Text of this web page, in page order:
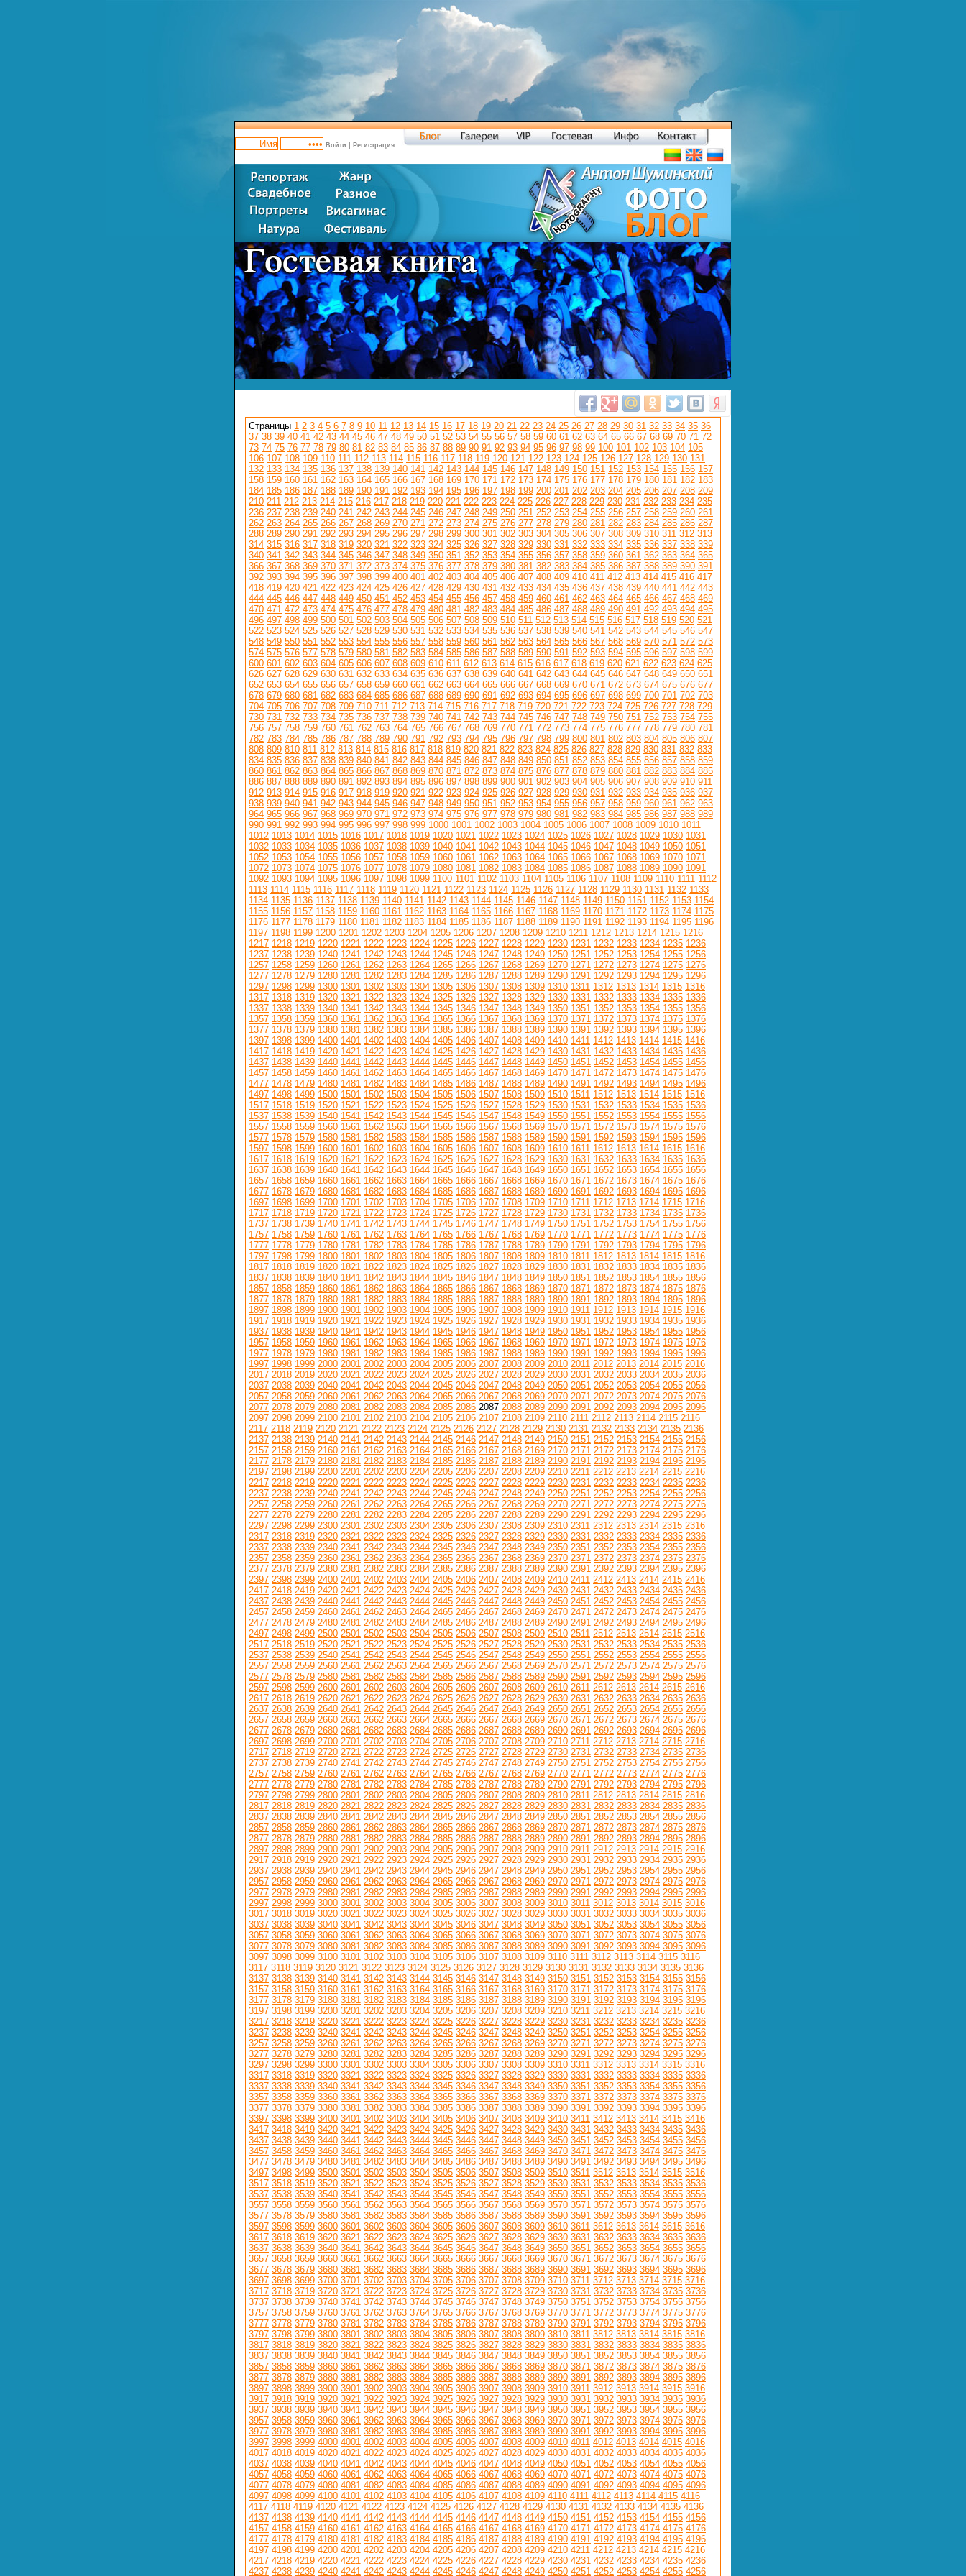
Войти Регистрация
Страницы 1 2 3 4 5 6 7 8 9 10 11 12 13 14 15 16 17 18 19 20 21 22 23 24 25 26 27 28 29 30 31 32 33 34 35 36
37 38 39 40 41 42 43 44 45 46 47 48 49 50 51 52 53 54 55 56 57 58 59 60 61 62 63 64 65 66 67 68 69 70 71 72
73 74 75 76 77 78 79 80 81 82 83 84 85 86 87 88 89 90 91 92 93 94 95 96 97 98 99 100 101 102 103 104 105
106 107 108 109 110 111 112 113 114 115 116 117 118 119 120 121 122 123 124 125 126 127 128 129 130 131
132 133 134 135 136 137 138 139 140 141 142 143 144 145 146 147 148 149 150 151 152 153 154 155 156 157
158 159 160 161 162 163 164 165 166 167 168 169 170 171 172 173 174 175 176 177 178 179 180 181 182 183
184 185 186 187 188 189 190 191 192 193 194 195 196 197 198 199 200 201 202 203 204 205 206 207 208 209
210 211 212 213 214 215 216 217 218 219 220 221 222 223 224 225 226 227 228 229 230 231 232 233 234 235
236 237 238 239 240 241 242 243 244 245 246 247 248 249 250 251 252 253 254 255 256 257 258 259 260 261
262 263 264 265 266 267 268 269 270 271 272 273 274 275 276 277 278 279 280 281 282 283 284 285 286 287
288 289 290 291 292 293 294 295 296 297 298 299 300 301 302 303 304 305 306 307 308 309 310 311 312 313
314 315 316 317 318 319 320 321 322 323 324 325 326 327 328 329 330 331 332 333 334 335 336 337 338 339
340 341 342 343 344 345 346 347 348 349 350 351 352 353 354 355 356 357 358 359 360 361 362 363 364 365
366 367 368 369 370 371 372 373 374 375 376 377 378 379 380 381 382 383 384 385 386 387 388 389 390 391
392 393 394 395 396 397 398 399 400 401 402 403 404 405 406 407 408 409 410 411 412 413 414 415 416 417
418 419 420 421 422 423 424 425 426 427 428 429 430 431 432 433 434 435 436 437 438 439 440 441 442 443
444 445 446 447 448 449 450 451 452 453 454 455 456 457 458 459 460 461 462 463 464 465 466 467 468 469
470 471 472 473 474 475 476 477 478 479 480 481 482 483 484 485 486 487 488 489 490 491 492 493 494 495
496 497 498 499 500 501 502 503 504 505 506 507 508 509 510 511 512 513 514 515 516 517 518 519 520 521
522 523 524 525 526 527 528 529 530 531 532 533 534 535 536 537 538 539 540 541 542 543 544 545 546 547
548 549 550 551 552 553 554 555 556 557 558 559 560 561 562 563 564 565 566 567 568 569 570 571 572 573
574 575 576 577 578 579 580 581 582 583 584 585 586 587 588 589 590 591 592 593 594 595 596 597 598 599
600 601 602 603 604 605 606 607 608 609 610 611 612 613 614 615 616 617 618 619 620 621 622 623 624 625
626 627 628 629 630 631 632 633 634 635 636 637 638 639 640 641 642 643 644 645 646 647 648 649 650 651
652 653 654 655 656 657 658 659 660 661 662 663 664 665 666 667 668 669 670 671 672 673 674 675 676 677
678 679 680 681 682 683 684 685 686 687 688 689 690 691 692 693 694 695 696 697 698 699 700 701 702 703
704 705 706 707 708 709 710 711 712 713 714 715 716 717 718 719 720 721 722 723 724 725 726 727 728 729
730 731 732 733 734 735 736 737 738 739 740 741 742 743 744 745 746 747 748 749 750 751 752 753 754 755
756 757 758 759 760 761 762 763 764 765 766 767 768 769 770 771 772 773 774 775 776 777 778 779 780 781
782 783 784 785 786 787 788 789 790 791 792 793 794 795 796 797 798 799 800 801 802 803 804 805 806 807
808 809 810 811 812 813 814 815 816 817 818 819 820 821 822 823 824 825 826 827 828 829 830 831 832 833
834 835 836 837 838 839 840 841 842 843 844 845 846 847 848 849 850 851 852 853 854 855 856 857 858 859
860 861 862 863 864 865 866 867 868 869 870 871 872 873 874 875 876 877 878 879 880 881 882 883 884 885
886 887 888 889 890 891 892 893 894 895 896 897 898 899 900 901 902 903 904 905 906 907 908 909 910 911
912 913 914 915 916 917 918 919 920 921 922 923 924 925 926 927 928 929 930 931 932 933 934 935 936 937
938 939 940 941 942 943 944 945 946 947 948 949 950 951 952 953 954 955 956 957 958 959 960 961 962 963
964 965 966 967 968 969 970 971 972 973 974 975 976 977 978 979 980 981 982 983 984 985 986 987 988 989
990 991 992 993 994 995 996 997 998 999 1000 1001 1002 1003 1004 1005 1006 1007 1008 1009 1010 1011
1012 1013 1014 1015 1016 1017 1018 1019 1020 1021 1022 1023 1024 1025 1026 1027 1028 1029 1030 1031
1032 1033 1034 1035 1036 1037 1038 1039 1040 1041 1042 1043 1044 1045 1046 1047 1048 1049 1050 1051
1052 1053 1054 1055 1056 1057 1058 1059 1060 1061 1062 1063 1064 1065 1066 1067 1068 1069 1070 1071
1072 1073 1074 1075 1076 1077 1078 1079 1080 1081 1082 1083 1084 1085 1086 1087 1088 1089 1090 1091
1092 1093 1094 1095 1096 1097 1098 1099 1100 1101 1102 1103 1104 1105 1106 1107 1108 1109 1110 1111 1112
1113 1114 1115 1116 1117 1118 1119 1120 1121 1122 1123 1124 1125 1126 1127 1128 1129 1130 1131 1132 1133
1134 1135 1136 1137 1138 1139 1140 1141 1142 1143 1144 1145 1146 1147 1148 1149 1150 1151 1152 1153 1154
1155 1156 1157 1158 1159 1160 1161 1162 1163 1164 1165 1166 1167 1168 1169 1170 1171 1172 1173 1174 1175
1176 1177 1178 1179 1180 1181 1182 1183 1184 1185 1186 1187 1188 1189 1190 1191 1192 1193 1194 1195 1196
1197 1198 1199 1200 1201 1202 1203 1204 1205 1206 1207 1208 1209 1210 1211 1212 1213 1214 1215 1216
1217 1218 1219 1220 1221 1222 1223 1224 1225 1226 1227 1228 1229 1230 1231 1232 1233 1234 1235 1236
1237 1238 1239 1240 1241 1242 1243 1244 1245 1246 1247 1248 1249 1250 1251 1252 1253 1254 1255 1256
1257 1258 1259 1260 1261 1262 1263 1264 1265 1266 1267 1268 1269 1270 1271 1272 1273 1274 1275 1276
1277 1278 1279 1280 1281 1282 1283 1284 1285 1286 1287 1288 1289 1290 1291 1292 1293 1294 1295 1296
1297 1298 1299 1300 1301 1302 1303 1304 1305 1306 1307 1308 1309 1310 1311 1312 1313 1314 1315 1316
1317 1318 1319 1320 1321 1322 1323 1324 1325 1326 1327 1328 1329 1330 1331 1332 1333 1334 1335 1336
1337 1338 1339 1340 1341 1342 1343 1344 1345 1346 1347 1348 1349 1350 1351 1352 1353 1354 1355 1356
1357 1358 1359 1360 1361 1362 1363 1364 1365 1366 1367 1368 1369 1370 1371 1372 1373 1374 1375 1376
1377 1378 1379 1380 1381 1382 1383 1384 1385 1386 1387 1388 1389 1390 1391 1392 1393 1394 1395 1396
1397 1398 1399 1400 1401 1402 1403 1404 1405 1406 1407 1408 1409 1410 1411 1412 1413 1414 1415 1416
1417 1418 1419 1420 1421 1422 1423 1424 1425 1426 1427 1428 1429 1430 1431 1432 1433 1434 1435 1436
1437 1438 1439 1440 1441 1442 1443 1444 1445 1446 1447 1448 1449 1450 1451 1452 1453 1454 1455 1456
1457 1458 1459 1460 1461 1462 1463 1464 1465 1466 1467 1468 1469 1470 1471 1472 1473 1474 1475 1476
1477 1478 1479 1480 1481 1482 1483 1484 1485 1486 1487 1488 1489 1490 1491 1492 1493 1494 1495 1496
1497 1498 1499 1500 1501 1502 1503 1504 1505 1506 1507 1508 1509 1510 1511 1512 1513 1514 1515 1516
1517 1518 1519 1520 1521 1522 1523 1524 1525 1526 1527 1528 1529 1530 1531 1532 1533 1534 1535 1536
1537 1538 1539 1540 1541 1542 1543 1544 1545 1546 1547 1548 1549 1550 1551 1552 1553 1554 1555 1556
1557 1558 1559 1560 1561 1562 1563 1564 1565 1566 1567 1568 1569 1570 1571 1572 1573 1574 1575 1576
1577 1578 1579 1580 1581 1582 1583 1584 1585 1586 1587 1588 1589 1590 1591 1592 1593 1594 1595 1596
1597 1598 1599 1600 1601 1602 1603 1604 1605 1606 1607 1608 1609 1610 1611 1612 1613 1614 1615 1616
1617 1618 1619 1620 1621 1622 1623 1624 1625 1626 1627 1628 1629 1630 1631 1632 1633 1634 1635 1636
1637 1638 1639 1640 1641 1642 1643 1644 1645 1646 1647 1648 1649 1650 1651 1652 1653 1654 1655 1656
1657 1658 1659 1660 1661 1662 1663 1664 1665 1666 1667 1668 1669 1670 1671 1672 1673 1674 1675 1676
1677 1678 1679 1680 1681 1682 1683 1684 1685 1686 1687 1688 1689 1690 1691 1692 1693 1694 1695 1696
1697 1698 1699 1700 1701 1702 1703 1704 1705 1706 1707 1708 1709 1710 1711 1712 1713 1714 1715 1716
1717 1718 1719 1720 1721 1722 1723 1724 1725 1726 1727 1728 1729 1730 1731 1732 1733 1734 1735 1736
1737 1738 1739 1740 1741 1742 1743 1744 1745 1746 1747 1748 1749 1750 1751 1752 1753 1754 1755 1756
1757 1758 1759 1760 1761 1762 1763 1764 1765 1766 1767 1768 1769 1770 1771 1772 1773 1774 1775 1776
1777 1778 1779 1780 1781 1782 1783 1784 1785 1786 1787 1788 1789 1790 1791 1792 1793 1794 1795 1796
1797 1798 1799 1800 1801 1802 1803 1804 1805 1806 1807 1808 1809 1810 1811 1812 1813 1814 1815 1816
1817 1818 1819 1820 1821 1822 1823 1824 1825 1826 1827 1828 1829 1830 1831 1832 1833 1834 1835 1836
1837 1838 1839 1840 1841 1842 1843 1844 1845 1846 1847 1848 1849 1850 1851 1852 1853 1854 1855 1856
1857 1858 1859 1860 1861 1862 1863 1864 1865 1866 1867 1868 1869 1870 1871 1872 1873 1874 1875 1876
1877 1878 1879 1880 1881 1882 1883 1884 1885 1886 1887 1888 1889 1890 1891 1892 1893 1894 1895 1896
1897 1898 1899 1900 1901 1902 1903 1904 1905 1906 1907 1908 1909 1910 1911 1912 1913 1914 1915 1916
1917 1918 1919 1920 1921 1922 1923 1924 1925 1926 1927 1928 1929 1930 1931 1932 1933 1934 1935 1936
1937 1938 1939 1940 1941 1942 1943 1944 1945 1946 1947 1948 1949 1950 1951 1952 1953 1954 1955 1956
1957 1958 1959 1960 1961 1962 1963 1964 1965 1966 1967 1968 1969 1970 1971 1972 1973 1974 1975 1976
1977 1978 1979 1980 1981 1982 1983 1984 1985 1986 1987 1988 1989 1990 1991 1992 1993 1994 1995 1996
1997 1998 1999 2000 2001 2002 2003 2004 2005 2006 2007 2008 2009 2010 2011 2012 2013 2014 2015 2016
2017 2018 2019 2020 2021 2022 2023 2024 2025 2026 2027 2028 2029 2030 2031 2032 2033 2034 2035 2036
2037 2038 2039 2040 2041 2042 2043 2044 2045 2046 2047 2048 2049 2050 2051 2052 2053 2054 2055 2056
2057 2058 2059 2060 2061 2062 2063 2064 2065 2066 2067 2068 2069 2070 2071 2072 2073 2074 2075 2076
2077 2078 2079 2080 2081 2082 2083 2084 2085 2086 2087 2088 2089 2090 2091 2092 2093 2094 2095 2096
2097 2098 2099 2100 2101 2102 2103 2104 2105 2106 2107 2108 2109 2110 2111 2112 2113 2114 2115 2116
2117 2118 2119 2120 2121 2122 2123 2124 2125 2126 2127 2128 2129 2130 2131 2132 2133 2134 2135 2136
2137 2138 2139 2140 2141 2142 2143 2144 2145 2146 2147 2148 2149 2150 2151 2152 2153 2154 2155 2156
2157 2158 2159 2160 2161 2162 2163 2164 2165 2166 2167 2168 2169 2170 2171 2172 2173 2174 2175 2176
2177 2178 2179 2180 2181 2182 2183 2184 2185 2186 2187 2188 2189 2190 2191 2192 2193 2194 2195 2196
2197 2198 2199 2200 2201 2202 2203 2204 2205 2206 2207 2208 2209 2210 2211 2212 2213 2214 2215 2216
2217 2218 2219 2220 2221 2222 2223 2224 2225 2226 2227 2228 2229 2230 2231 2232 2233 2234 2235 2236
2237 2238 2239 2240 2241 2242 2243 2244 2245 2246 2247 2248 2249 2250 2251 2252 2253 2254 2255 2256
2257 2258 2259 2260 2261 2262 2263 2264 2265 2266 2267 2268 2269 2270 2271 2272 2273 2274 2275 2276
2277 2278 2279 2280 2281 2282 2283 2284 2285 2286 2287 2288 2289 2290 2291 2292 2293 2294 2295 2296
2297 2298 2299 2300 2301 2302 2303 2304 2305 2306 2307 2308 2309 2310 2311 2312 2313 2314 2315 2316
2317 2318 2319 2320 2321 2322 2323 2324 2325 2326 2327 2328 2329 2330 2331 2332 2333 2334 2335 2336
2337 2338 2339 2340 2341 2342 2343 2344 2345 2346 2347 2348 2349 2350 2351 2352 2353 2354 2355 2356
2357 2358 2359 2360 2361 2362 2363 2364 2365 2366 2367 2368 2369 2370 2371 2372 2373 2374 2375 2376
2377 2378 2379 2380 2381 2382 2383 2384 2385 2386 2387 2388 2389 2390 2391 2392 2393 2394 2395 2396
2397 2398 2399 2400 2401 2402 2403 2404 2405 2406 2407 2408 2409 2410 2411 2412 2413 2414 2415 2416
2417 2418 2419 2420 2421 2422 2423 2424 2425 2426 2427 2428 2429 2430 2431 2432 2433 2434 2435 2436
2437 2438 2439 2440 2441 2442 2443 2444 2445 2446 2447 2448 2449 2450 2451 2452 2453 2454 2455 2456
2457 2458 2459 2460 2461 2462 2463 2464 2465 2466 2467 2468 2469 2470 2471 2472 2473 2474 2475 2476
2477 2478 2479 2480 2481 2482 2483 2484 2485 2486 2487 2488 2489 2490 2491 2492 2493 2494 2495 2496
2497 2498 2499 2500 2501 2502 2503 2504 2505 2506 2507 2508 2509 2510 2511 2512 2513 2514 2515 2516
2517 2518 2519 2520 2521 2522 2523 2524 2525 2526 2527 2528 2529 2530 2531 2532 2533 2534 2535 2536
2537 2538 2539 2540 2541 2542 2543 2544 2545 2546 2547 2548 2549 2550 2551 2552 2553 2554 2555 2556
2557 2558 2559 2560 2561 2562 2563 2564 2565 2566 2567 2568 2569 2570 2571 2572 2573 2574 2575 2576
2577 2578 2579 2580 2581 2582 2583 2584 2585 2586 2587 2588 2589 2590 2591 2592 2593 2594 2595 2596
2597 2598 2599 2600 2601 2602 2603 2604 2605 2606 2607 2608 2609 2610 2611 2612 2613 2614 2615 2616
2617 2618 2619 2620 2621 2622 2623 2624 2625 2626 2627 2628 2629 2630 2631 2632 2633 2634 2635 2636
2637 2638 2639 2640 2641 2642 2643 2644 2645 2646 2647 2648 2649 2650 2651 2652 2653 2654 2655 2656
2657 2658 2659 2660 2661 2662 2663 2664 2665 2666 2667 2668 2669 2670 2671 2672 2673 2674 2675 2676
2677 2678 2679 2680 2681 2682 2683 2684 2685 2686 2687 2688 2689 2690 2691 2692 2693 2694 2695 2696
2697 2698 2699 2700 2701 2702 2703 2704 2705 2706 2707 2708 2709 2710 2711 2712 2713 2714 2715 2716
2717 2718 2719 2720 2721 2722 2723 2724 2725 2726 2727 2728 2729 2730 2731 2732 2733 2734 2735 2736
2737 2738 2739 2740 2741 2742 2743 2744 2745 2746 2747 2748 2749 2750 2751 2752 2753 2754 2755 2756
2757 2758 2759 2760 2761 2762 2763 2764 2765 2766 2767 2768 2769 2770 2771 2772 2773 2774 2775 2776
2777 2778 2779 2780 2781 2782 2783 2784 2785 2786 2787 2788 2789 2790 2791 2792 2793 2794 2795 2796
2797 2798 2799 2800 2801 2802 2803 2804 2805 2806 2807 2808 2809 2810 2811 2812 2813 2814 2815 2816
2817 2818 2819 2820 2821 2822 2823 2824 2825 2826 2827 2828 2829 2830 2831 2832 2833 2834 2835 2836
2837 2838 2839 2840 2841 2842 2843 2844 2845 2846 2847 2848 2849 2850 2851 2852 2853 2854 2855 2856
2857 2858 2859 2860 2861 2862 2863 2864 2865 2866 2867 2868 2869 2870 2871 2872 2873 2874 2875 2876
2877 2878 2879 2880 2881 2882 2883 2884 2885 2886 2887 2888 2889 2890 2891 2892 2893 2894 2895 2896
2897 2898 2899 2900 2901 2902 2903 2904 2905 2906 2907 2908 2909 2910 2911 2912 2913 2914 2915 2916
2917 2918 2919 2920 2921 2922 2923 2924 2925 2926 2927 2928 2929 2930 2931 2932 2933 2934 2935 2936
2937 2938 2939 2940 2941 2942 2943 2944 2945 2946 2947 2948 2949 2950 2951 2952 2953 2954 2955 2956
2957 2958 2959 2960 2961 2962 2963 2964 2965 2966 2967 2968 2969 2970 2971 2972 2973 2974 2975 2976
2977 2978 2979 2980 2981 2982 2983 2984 2985 2986 2987 2988 2989 2990 2991 2992 2993 2994 2995 2996
2997 2998 2999 3000 3001 3002 3003 3004 3005 3006 3007 3008 3009 3010 3011 3012 3013 3014 3015 3016
3017 3018 3019 3020 3021 3022 3023 3024 3025 3026 3027 3028 3029 3030 3031 3032 3033 3034 3035 3036
3037 3038 3039 3040 3041 3042 3043 3044 3045 3046 3047 3048 3049 3050 3051 3052 3053 3054 3055 3056
3057 3058 3059 3060 3061 3062 3063 3064 3065 3066 3067 3068 3069 3070 3071 3072 3073 3074 3075 3076
3077 3078 3079 3080 3081 3082 3083 3084 3085 3086 3087 3088 3089 3090 3091 3092 3093 3094 3095 3096
3097 3098 3099 3100 3101 3102 3103 3104 3105 3106 3107 3108 3109 3110 3111 3112 3113 3114 3115 3116
3117 3118 3119 3120 3121 3122 3123 3124 3125 3126 3127 3128 3129 3130 3131 3132 3133 3134 3135 3136
3137 3138 3139 3140 3141 3142 3143 3144 3145 3146 3147 3148 3149 3150 3151 3152 3153 3154 3155 3156
3157 3158 3159 3160 3161 3162 3163 3164 3165 3166 3167 3168 3169 3170 3171 3172 3173 3174 3175 3176
3177 3178 3179 3180 3181 3182 3183 3184 3185 3186 3187 3188 3189 3190 3191 3192 3193 3194 3195 3196
3197 3198 3199 3200 3201 3202 3203 3204 3205 3206 3207 3208 3209 3210 3211 3212 3213 3214 3215 3216
3217 3218 3219 3220 3221 3222 3223 3224 3225 3226 3227 3228 3229 3230 3231 3232 3233 3234 3235 3236
3237 3238 3239 3240 3241 3242 3243 3244 3245 3246 3247 3248 3249 3250 3251 3252 3253 3254 3255 3256
3257 3258 3259 3260 3261 3262 3263 3264 3265 3266 3267 3268 3269 3270 3271 3272 3273 3274 3275 3276
3277 3278 3279 3280 3281 3282 3283 3284 3285 3286 3287 3288 3289 3290 3291 3292 3293 3294 3295 3296
3297 3298 3299 3300 3301 3302 3303 3304 3305 3306 3307 3308 3309 3310 3311 3312 3313 3314 3315 3316
3317 3318 3319 3320 3321 3322 3323 3324 3325 3326 3327 3328 3329 3330 3331 3332 3333 3334 3335 3336
3337 3338 3339 3340 3341 3342 3343 3344 3345 3346 3347 3348 3349 3350 3351 3352 3353 3354 3355 3356
3357 3358 3359 3360 3361 3362 3363 3364 3365 3366 3367 3368 3369 3370 3371 3372 3373 3374 3375 3376
3377 3378 3379 3380 3381 3382 3383 3384 3385 3386 3387 3388 3389 3390 3391 3392 3393 3394 3395 3396
3397 3398 3399 3400 3401 3402 3403 3404 3405 3406 3407 3408 3409 3410 3411 3412 3413 3414 3415 3416
3417 3418 3419 3420 3421 3422 3423 3424 3425 3426 3427 3428 3429 3430 3431 3432 3433 3434 3435 3436
3437 3438 3439 3440 3441 3442 3443 3444 3445 3446 3447 3448 3449 3450 3451 3452 3453 3454 3455 3456
3457 3458 3459 3460 3461 3462 3463 3464 3465 3466 3467 3468 3469 3470 3471 3472 3473 3474 3475 3476
3477 3478 3479 3480 3481 3482 3483 3484 3485 3486 3487 3488 3489 3490 3491 3492 3493 3494 3495 3496
3497 3498 3499 3500 3501 3502 3503 3504 3505 3506 3507 3508 3509 3510 3511 3512 3513 3514 3515 3516
3517 3518 3519 3520 3521 3522 3523 3524 3525 3526 3527 3528 3529 3530 3531 3532 3533 3534 3535 3536
3537 3538 3539 3540 3541 3542 3543 3544 3545 3546 3547 3548 3549 3550 3551 3552 3553 3554 3555 3556
3557 3558 3559 3560 3561 3562 3563 3564 3565 3566 3567 3568 3569 3570 3571 3572 3573 3574 3575 3576
3577 3578 3579 3580 3581 3582 3583 3584 3585 3586 3587 3588 3589 3590 3591 3592 3593 3594 3595 3596
3597 3598 3599 3600 3601 3602 3603 3604 3605 3606 3607 3608 3609 3610 3611 3612 3613 3614 3615 3616
3617 3618 3619 3620 3621 3622 3623 3624 3625 3626 3627 3628 3629 3630 3631 3632 3633 3634 3635 3636
3637 3638 3639 3640 3641 3642 3643 3644 3645 3646 3647 3648 3649 3650 3651 3652 3653 3654 3655 3656
3657 3658 3659 3660 3661 3662 3663 3664 3665 3666 3667 3668 3669 3670 3671 3672 3673 3674 3675 3676
3677 3678 3679 3680 3681 3682 3683 3684 3685 3686 3687 3688 3689 3690 3691 3692 3693 3694 3695 3696
3697 3698 3699 3700 3701 3702 3703 3704 3705 3706 3707 3708 3709 3710 3711 3712 3713 3714 3715 3716
3717 3718 3719 3720 3721 3722 3723 3724 3725 3726 3727 3728 3729 3730 3731 3732 3733 3734 3735 3736
3737 3738 3739 3740 3741 3742 3743 3744 3745 3746 3747 3748 3749 3750 3751 3752 3753 3754 3755 3756
3757 3758 3759 3760 3761 3762 3763 3764 3765 3766 3767 3768 3769 3770 3771 3772 3773 3774 3775 3776
3777 3778 3779 3780 3781 3782 3783 3784 3785 3786 3787 3788 3789 3790 3791 3792 3793 3794 3795 3796
3797 3798 3799 3800 3801 3802 3803 3804 3805 3806 3807 3808 3809 3810 3811 3812 3813 3814 3815 3816
3817 3818 3819 3820 3821 3822 3823 3824 3825 3826 3827 3828 3829 3830 3831 3832 3833 3834 3835 3836
3837 3838 3839 3840 3841 3842 3843 3844 3845 3846 3847 3848 3849 3850 3851 3852 3853 3854 3855 3856
3857 3858 3859 3860 3861 3862 3863 3864 3865 3866 3867 3868 3869 3870 3871 3872 3873 3874 3875 3876
3877 3878 3879 3880 3881 3882 3883 3884 3885 3886 3887 3888 3889 3890 3891 3892 3893 3894 3895 3896
3897 3898 3899 3900 3901 3902 3903 3904 3905 3906 3907 3908 3909 3910 3911 3912 3913 3914 3915 3916
3917 3918 3919 3920 3921 3922 3923 3924 3925 3926 3927 3928 3929 3930 3931 3932 3933 3934 3935 3936
3937 3938 3939 3940 3941 3942 3943 3944 3945 3946 3947 3948 3949 3950 3951 3952 3953 3954 3955 3956
3957 3958 3959 3960 3961 3962 3963 3964 3965 3966 3967 3968 3969 3970 3971 3972 3973 3974 3975 3976
3977 3978 3979 3980 3981 3982 3983 3984 3985 3986 3987 3988 3989 3990 3991 3992 3993 3994 3995 3996
3997 3998 3999 4000 4001 4002 4003 4004 4005 4006 4007 4008 4009 4010 4011 4012 4013 4014 4015 4016
4017 4018 4019 4020 4021 4022 4023 4024 4025 4026 4027 4028 4029 4030 4031 4032 4033 4034 4035 4036
4037 4038 4039 4040 4041 4042 4043 4044 4045 4046 4047 4048 4049 4050 4051 4052 4053 4054 4055 4056
4057 4058 4059 4060 4061 4062 4063 4064 4065 4066 4067 4068 4069 4070 4071 4072 4073 4074 4075 4076
4077 4078 4079 4080 4081 4082 4083 4084 4085 4086 4087 4088 4089 4090 4091 4092 4093 4094 4095 4096
4097 4098 4099 4100 4101 4102 4103 4104 4105 4106 4107 4108 4109 4110 4111 4112 4113 4114 4115 4116
4117 4118 4119 4120 4121 4122 4123 4124 4125 4126 4127 4128 4129 4130 4131 4132 4133 4134 4135 4136
4137 4138 4139 4140 4141 4142 4143 4144 4145 4146 4147 4148 4149 4150 4151 4152 4153 4154 4155 4156
4157 4158 4159 4160 4161 4162 4163 4164 4165 4166 4167 4168 4169 4170 4171 4172 4173 4174 4175 4176
4177 4178 4179 4180 4181 4182 4183 4184 4185 4186 4187 4188 4189 4190 4191 4192 4193 4194 4195 4196
4197 4198 4199 4200 4201 4202 4203 4204 4205 4206 4207 4208 4209 4210 4211 4212 4213 4214 4215 4216
4217 4218 4219 4220 4221 4222 4223 4224 4225 4226 4227 4228 4229 4230 4231 4232 4233 4234 4235 4236
4237 4238 4239 4240 4241 4242 4243 4244 4245 4246 4247 4248 4249 4250 4251 4252 4253 4254 4255 4256